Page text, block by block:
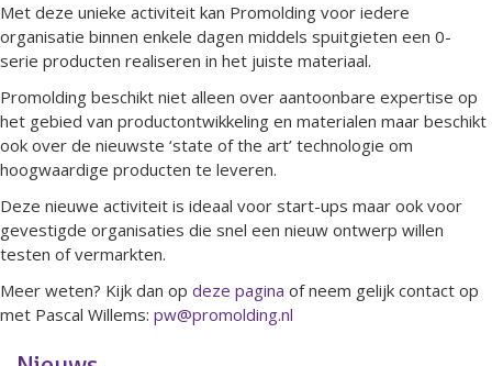
Met deze unieke activiteit kan Promolding voor iedere
organisatie binnen enkele dagen middels spuitgieten een 0-
serie producten realiseren in het juiste materiaal.
Promolding beschikt niet alleen over aantoonbare expertise op
het gebied van productontwikkeling en materialen maar beschikt
ook over de nieuwste ‘state of the art’ technologie om
hoogwaardige producten te leveren.
Deze nieuwe activiteit is ideaal voor start-ups maar ook voor
gevestigde organisaties die snel een nieuw ontwerp willen
testen of vermarkten.
Meer weten? Kijk dan op deze pagina of neem gelijk contact op
met Pascal Willems: pw@promolding.nl